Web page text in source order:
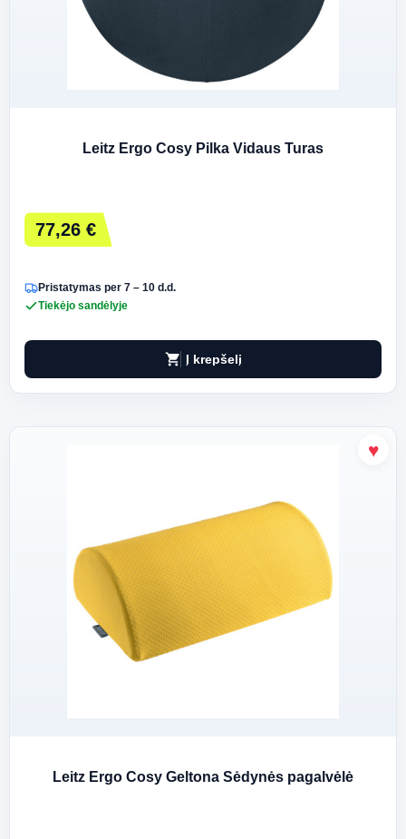
Leitz Ergo Cosy Pilka Vidaus Turas
77,26 €
Pristatymas per 7 – 10 d.d.
Tiekėjo sandėlyje
shopping_cart Į krepšelį
Leitz Ergo Cosy Geltona Sėdynės pagalvėlė